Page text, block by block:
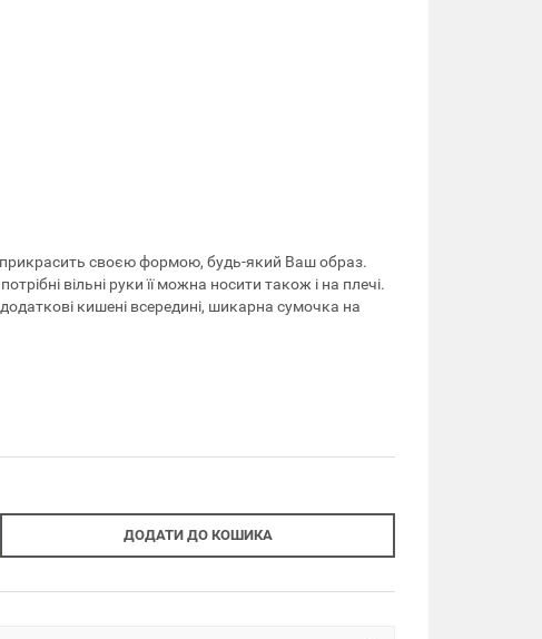
своєю формою, будь-який Ваш образ.
вільні руки її можна носити також і на плечі.
кишені всередині, шикарна сумочка на
ДОДАТИ ДО КОШИКА